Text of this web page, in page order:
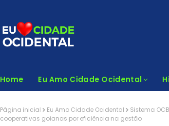
Home Eu Amo Cidade Ocidental
Página inicial Eu Amo Cidade Ocidental
Sistema
cooperativas goianas por eficiência na gestão